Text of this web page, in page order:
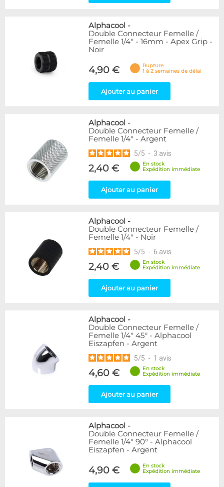
Alphacool -
Double Connecteur Femelle /
Femelle 1/4" - 16mm - Apex Grip -
Noir
4,90 €
Rupture
1 à 2 semaines de délai
Ajouter au panier
Alphacool -
Double Connecteur Femelle /
Femelle 1/4" - Argent
5/5 - 3 avis
2,40 €
En stock
Expédition immédiate
Ajouter au panier
Alphacool -
Double Connecteur Femelle /
Femelle 1/4" - Noir
5/5 - 6 avis
2,40 €
En stock
Expédition immédiate
Ajouter au panier
Alphacool -
Double Connecteur Femelle /
Femelle 1/4" 45° - Alphacool
Eiszapfen - Argent
5/5 - 1 avis
4,60 €
En stock
Expédition immédiate
Ajouter au panier
Alphacool -
Double Connecteur Femelle /
Femelle 1/4" 90° - Alphacool
Eiszapfen - Argent
4,90 €
En stock
Expédition immédiate